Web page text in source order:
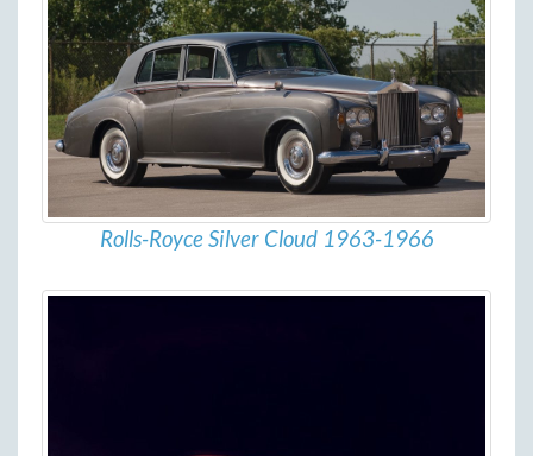
Rolls-Royce Silver Cloud 1963-1966